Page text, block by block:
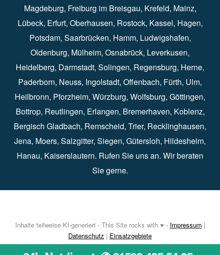
Magdeburg⁠, Freiburg im Breisgau⁠⁠, Krefeld⁠⁠, Mainz⁠⁠,
Lübeck⁠, Erfurt⁠, Oberhausen⁠⁠, Rostock⁠⁠, Kassel⁠⁠, Hagen⁠,
Potsdam⁠, Saarbrücken⁠⁠, Hamm⁠, Ludwigshafen⁠,
Oldenburg⁠, Mülheim⁠, Osnabrück⁠⁠, Leverkusen⁠,
Heidelberg⁠, Darmstadt⁠⁠, Solingen⁠, Regensburg⁠, Herne⁠⁠,
Paderborn⁠, Neuss⁠, Ingolstadt⁠, Offenbach, Fürth⁠⁠, Ulm⁠⁠,
Heilbronn⁠, Pforzheim⁠, Würzburg⁠, Wolfsburg⁠⁠, Göttingen⁠,
Bottrop⁠, Reutlingen⁠, Erlangen⁠⁠, Bremerhaven⁠, Koblenz⁠,
Bergisch Gladbach⁠, Remscheid⁠⁠, Trier⁠⁠, Recklinghausen⁠,
Jena⁠⁠, Moers⁠⁠, Salzgitter⁠⁠, Siegen⁠⁠, Gütersloh⁠, Hildesheim⁠⁠,
Hanau⁠, Kaiserslautern⁠⁠. Rufen Sie uns an. Wir beraten
Sie gerne.
Inhalte teilweise KI-generiert - This Site rocks with ♥ - Impressum |
Datenschutz | Einsatzgebiete